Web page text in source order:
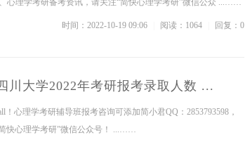
心理学考研备考资讯，请关注“简快心理学考研”微信公众 ...……
时间：2022-10-19 09:06 阅读：1064 回复：0
川大学2022年考研报考录取人数 ...
心理学考研辅导班报考咨询可添加简小君QQ：2853793598，
快心理学考研”微信公众号！ ...……